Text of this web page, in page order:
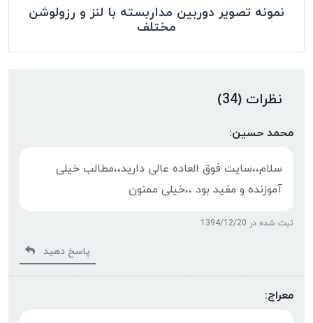
نمونه تصویر دوربین مداربسته با لنز و رزولوشن
مختلف
نظرات (34)
محمد حسین:
سلام،،سایت فوق العاده عالی دارید،،مطالب خیلی
آموزنده و مفید بود ،،خیلی ممنون
ثبت شده در 1394/12/20
پاسخ دهید
معراج: